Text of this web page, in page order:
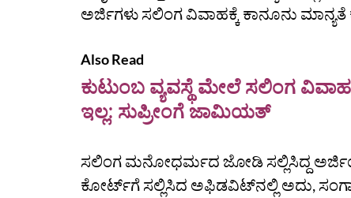
ಅರ್ಜಿಗಳು ಸಲಿಂಗ ವಿವಾಹಕ್ಕೆ ಕಾನೂನು
Also Read
ಕುಟುಂಬ ವ್ಯವಸ್ಥೆ ಮೇಲೆ ಸಲಿಂಗ ವಿವಾಹ
ಇಲ್ಲ: ಸುಪ್ರೀಂಗೆ ಜಾಮಿಯತ್
ಸಲಿಂಗ ಮನೋಧರ್ಮದ ಜೋಡಿ ಸಲ್ಲಿಸಿದ್ದ
ಕೋರ್ಟ್‌ಗೆ ಸಲ್ಲಿಸಿದ ಅಫಿಡವಿಟ್‌ನಲ್ಲಿ ಅದು,